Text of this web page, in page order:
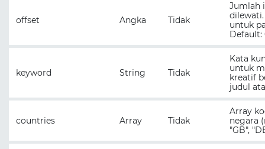
offset Angka Tidak
Jumlah
untuk
Default:
keyword String Tidak
Kata
untuk
kreatif
judul
countries Array Tidak
Array
negara
"GB",